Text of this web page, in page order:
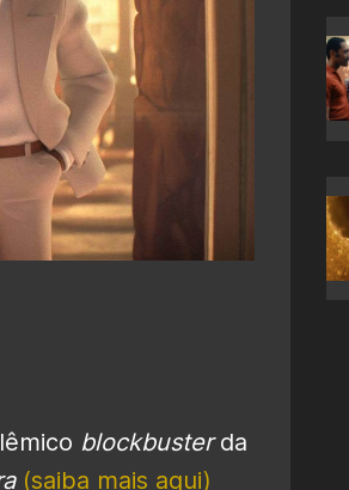
blockbusterda
(saiba mais aqui)